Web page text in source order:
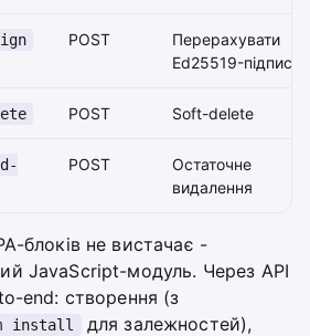
POST
Перерахувати
Ed25519-підпис
POST Soft-delete
POST
Остаточне
видалення
блоків не вистачає -
JavaScript-модуль. Через API
end: створення (з
install
для залежностей),